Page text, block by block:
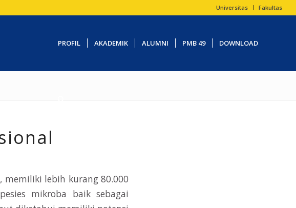
Universitas Fakultas
PROFIL AKADEMIK ALUMNI PMB 49 DOWNLOAD
memiliki lebih kurang 80.000
mikroba baik sebagai